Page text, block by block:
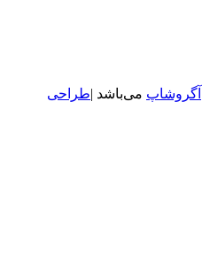
آگروشاپ می‌باشد |طراحی